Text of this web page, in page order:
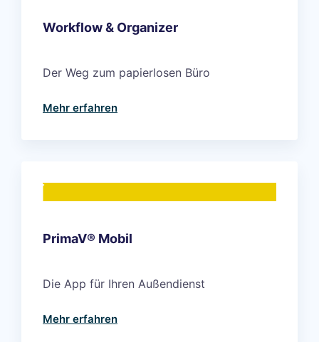
Workflow & Organizer
Der Weg zum papierlosen Büro
Mehr erfahren
PrimaV® Mobil
Die App für Ihren Außendienst
Mehr erfahren